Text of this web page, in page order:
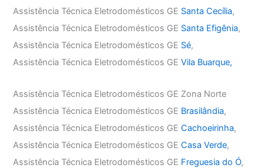
Assistência Técnica Eletrodomésticos GE Santa Cecília,
Assistência Técnica Eletrodomésticos GE Santa Efigênia,
Assistência Técnica Eletrodomésticos GE Sé,
Assistência Técnica Eletrodomésticos GEVila Buarque,
Assistência Técnica Eletrodomésticos GE Zona Norte
Assistência Técnica Eletrodomésticos GE Brasilândia,
Assistência Técnica Eletrodomésticos GECachoeirinha,
Assistência Técnica Eletrodomésticos GECasa Verde,
Assistência Técnica Eletrodomésticos GE Freguesia do Ó,